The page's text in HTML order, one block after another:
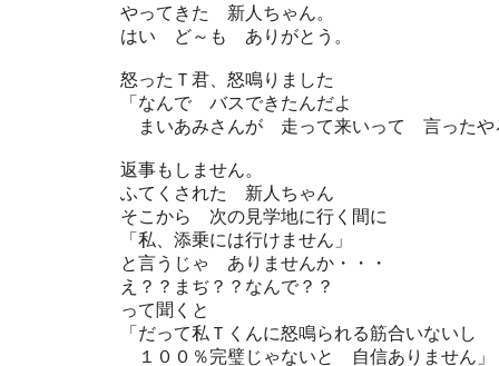
やってきた 新人ちゃん。
はい ど～も ありがとう。
怒ったＴ君、怒鳴りました
「なんで バスできたんだよ
まいあみさんが 走って来いって 言ったや
返事もしません。
ふてくされた 新人ちゃん
そこから 次の見学地に行く間に
「私、添乗には行けません」
と言うじゃ ありませんか・・・
え？？まぢ？？なんで？？
って聞くと
「だって私Ｔくんに怒鳴られる筋合いないし
１００％完璧じゃないと 自信ありません」